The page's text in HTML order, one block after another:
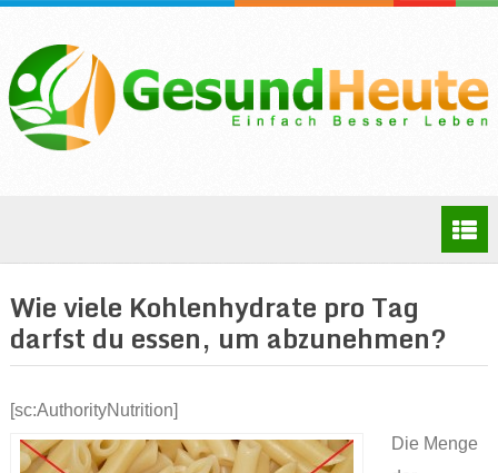
Wie viele Kohlenhydrate pro Tag
darfst du essen, um abzunehmen?
[sc:AuthorityNutrition]
Die Menge